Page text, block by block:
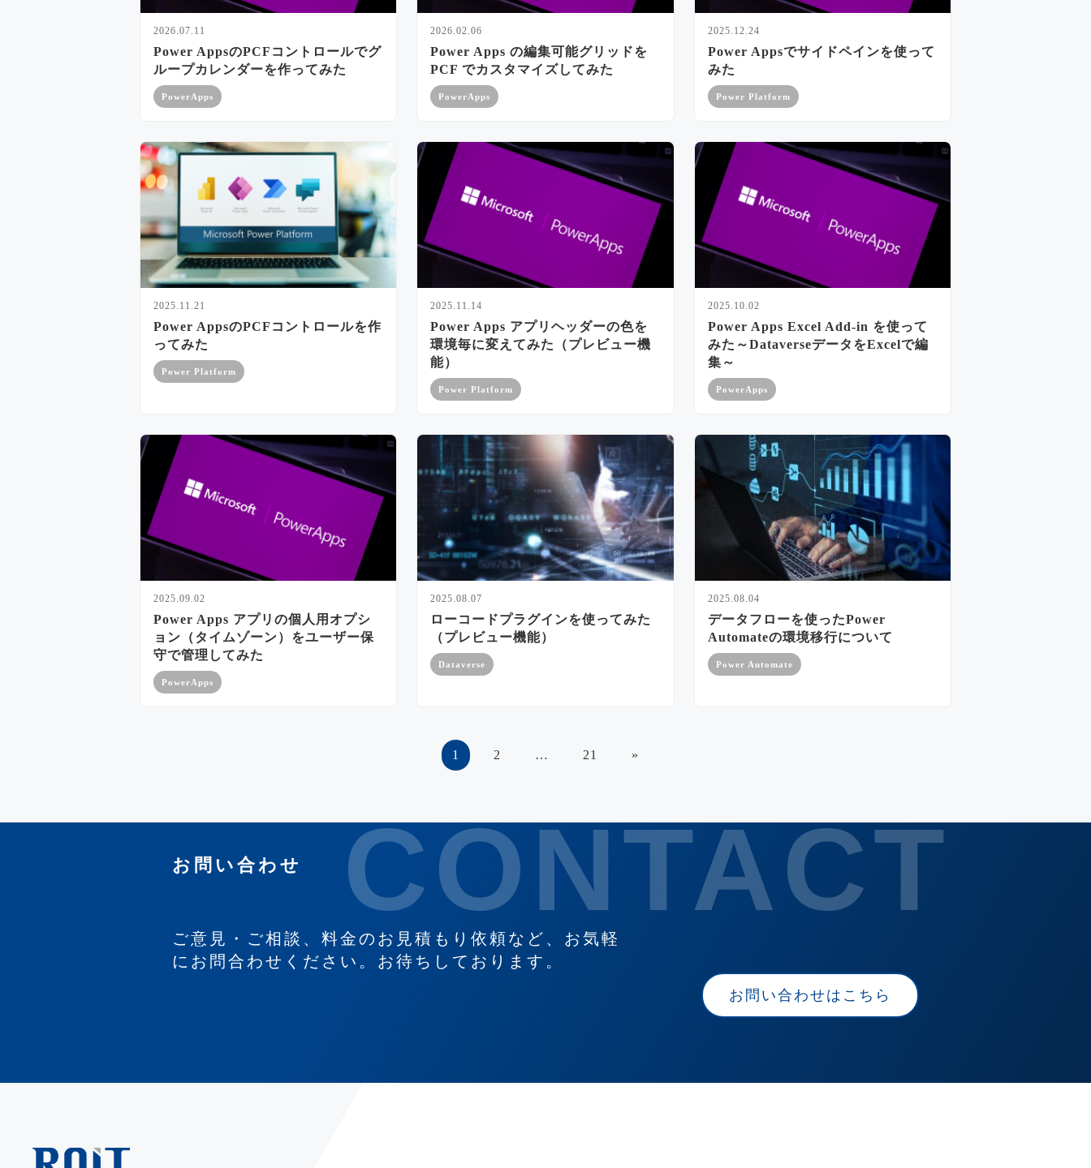
2026.07.11
Power AppsのPCFコントロールでグ
ループカレンダーを作ってみた
PowerApps
2026.02.06
Power Apps の編集可能グリッドを
PCF でカスタマイズしてみた
PowerApps
2025.12.24
Power Appsでサイドペインを使って
みた
Power Platform
2025.11.21
Power AppsのPCFコントロールを作
ってみた
Power Platform
2025.11.14
Power Apps アプリヘッダーの色を
環境毎に変えてみた（プレビュー機
能）
Power Platform
2025.10.02
Power Apps Excel Add-in を使って
みた～DataverseデータをExcelで編
集～
PowerApps
2025.09.02
Power Apps アプリの個人用オプシ
ョン（タイムゾーン）をユーザー保
守で管理してみた
PowerApps
2025.08.07
ローコードプラグインを使ってみた
（プレビュー機能）
Dataverse
2025.08.04
データフローを使ったPower
Automateの環境移行について
Power Automate
1 2 … 21 »
お問い合わせ
ご意見・ご相談、料金のお見積もり依頼など、お気軽
にお問合わせください。お待ちしております。
お問い合わせはこちら